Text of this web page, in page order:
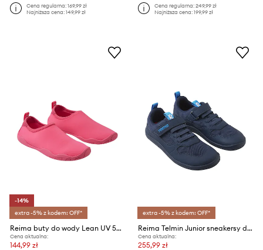
Cena regularna:169,99 zł
Najniższa cena:149,99 zł
Cena regularna:249,99 zł
Najniższa cena:199,99 zł
-14%
extra -5% z kodem: OFF*
Reima buty do wody Lean UV 50+
Cena aktualna:
144,99 zł
extra -5% z kodem: OFF*
Reima Telmin Junior sneakersy dziecięce
Cena aktualna:
255,99 zł